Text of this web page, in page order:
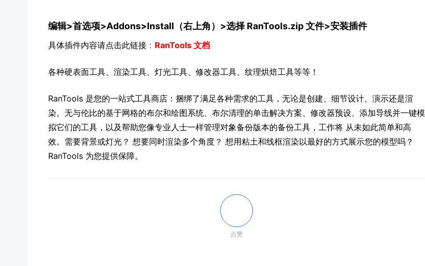
编辑>首选项>Addons>Install（右上角）>选择 RanTools.zip 文件>安装插件
具体插件内容请点击此链接： RanTools 文档
各种硬表面工具、渲染工具、灯光工具、修改器工具、纹理烘焙工具等等！
RanTools 是您的一站式工具商店：捆绑了满足各种需求的工具，无论是创建、细节设计、演示还是渲
染。 无与伦比的基于网格的布尔和绘图系统、布尔清理的单击解决方案、修改器预设、添加导线并一键模
拟它们的工具，以及帮助您像专业人士一样管理对象备份版本的备份工具，工作将 从未如此简单和高
效。 需要背景或灯光？ 想要同时渲染多个角度？ 想用粘土和线框渲染以最好的方式展示您的模型吗？
RanTools 为您提供保障。
点赞